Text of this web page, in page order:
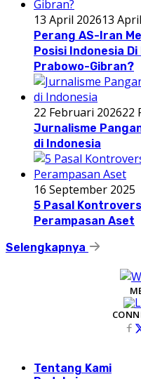
13 April 202613
Perang AS-Iran
Posisi Indonesia
Prabowo-Gibran?
22 Februari 202622
Jurnalisme
di Indonesia
16 September 2025
5 Pasal
Perampasan Aset
Selengkapnya
Tentang Kami